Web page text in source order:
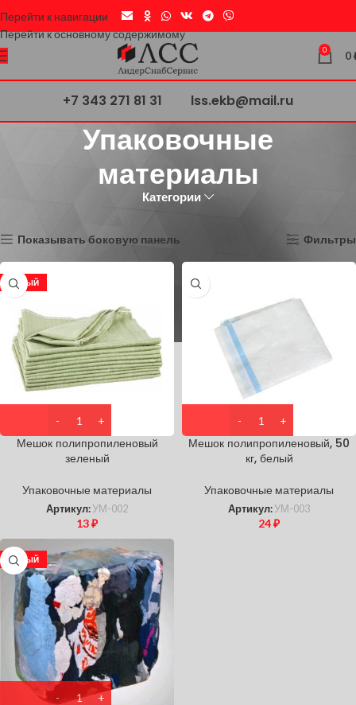
Перейти к навигации
Перейти к основному содержимому
0 0
+7 343 271 81 31 lss.ekb@mail.ru
Упаковочные
материалы
Категории
Показывать боковую панель Фильтры
НОВЫЙ
Мешок полипропиленовый
зеленый
Упаковочные материалы
Артикул: УМ-002
13₽
Мешок полипропиленовый, 50
кг, белый
Упаковочные материалы
Артикул: УМ-003
24₽
НОВЫЙ